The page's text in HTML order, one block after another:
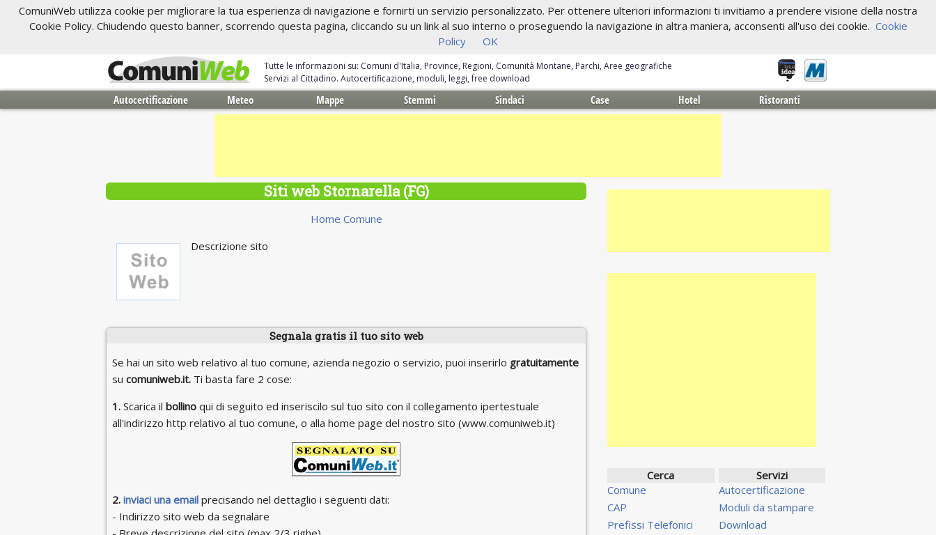
ComuniWeb utilizza cookie per migliorare la tua esperienza di navigazione e fornirti un servizio personalizzato. Per ottenere ulteriori informazioni ti invitiamo a prendere visione della nostra
Cookie Policy. Chiudendo questo banner, scorrendo questa pagina, cliccando su un link al suo interno o proseguendo la navigazione in altra maniera, acconsenti all'uso dei cookie. Cookie
Policy
OK
Tutte le informazioni su: Comuni d'Italia, Province, Regioni, Comunità Montane, Parchi, Aree geografiche
Servizi al Cittadino. Autocertificazione, moduli, leggi, free download
Autocertificazione Meteo Mappe Stemmi Sindaci Case Hotel Ristoranti
Siti web Stornarella (FG)
Home Comune
Descrizione sito
Segnala gratis il tuo sito web
Se hai un sito web relativo al tuo comune, azienda negozio o servizio, puoi inserirlo gratuitamente
su comuniweb.it.Ti basta fare 2 cose:
1.Scarica il bollinoqui di seguito ed inseriscilo sul tuo sito con il collegamento ipertestuale
all'indirizzo http relativo al tuo comune, o alla home page del nostro sito (www.comuniweb.it)
2. inviaci una emailprecisando nel dettaglio i seguenti dati:
- Indirizzo sito web da segnalare
Cerca
Comune
CAP
Prefissi Telefonici
Servizi
Autocertificazione
Moduli da stampare
Download